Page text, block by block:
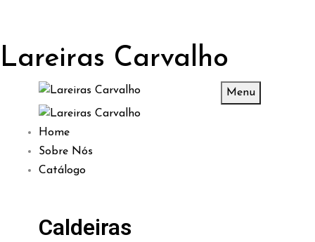
Lareiras Carvalho
Menu
Home
Sobre Nós
Catálogo
Caldeiras